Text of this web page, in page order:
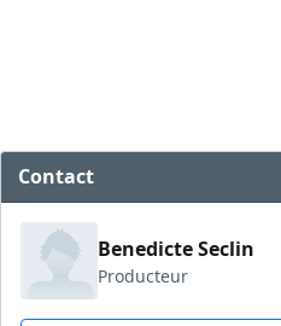
Contact
Benedicte Seclin
Producteur